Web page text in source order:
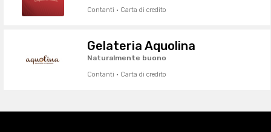
Contanti · Carta di credito
Gelateria Aquolina
Naturalmente buono
Contanti · Carta di credito